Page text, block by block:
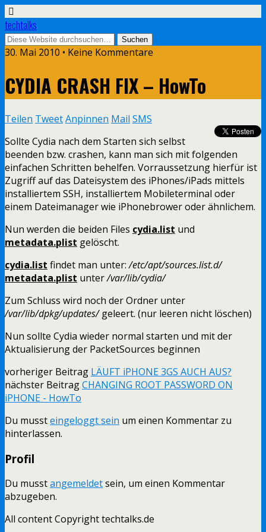
techtalks
30. Mai 2010 • Keine Kommentare
CYDIA CRASH FIX – HowTo
Teilen TweetAnpinnen Mail SMS
Sollte Cydia nach dem Starten sich selbst
beenden bzw. crashen, kann man sich mit folgenden
einfachen Schritten behelfen. Vorraussetzung hierfür ist
Zugriff auf das Dateisystem des iPhones/iPads mittels
installiertem SSH, installiertem Mobileterminal oder
einem Dateimanager wie iPhonebrower oder ähnlichem.
Nun werden die beiden Files cydia.list und
metadata.plist gelöscht.
cydia.list findet man unter:/etc/apt/sources.list.d/
metadata.plist unter/var/lib/cydia/
Zum Schluss wird noch der Ordner unter
/var/lib/dpkg/updates/geleert. (nur leeren nicht löschen)
Nun sollte Cydia wieder normal starten und mit der
Aktualisierung der PacketSources beginnen
vorheriger Beitrag LÄUFT iPHONE 3GS AUCH AUS?
nächster BeitragCHANGING ROOT PASSWORD ON
iPHONE - HowTo
Du mussteingeloggt sein um einen Kommentar zu
hinterlassen.
Profil
Du musstangemeldetsein, um einen Kommentar
abzugeben.
All content Copyright techtalks.de